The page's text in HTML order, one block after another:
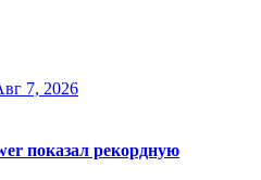
7, 2026
показал рекордную